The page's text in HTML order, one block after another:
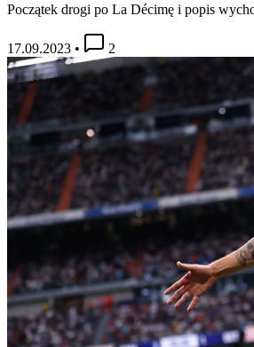
Początek drogi po La Décimę i popis
17.09.2023 • 2